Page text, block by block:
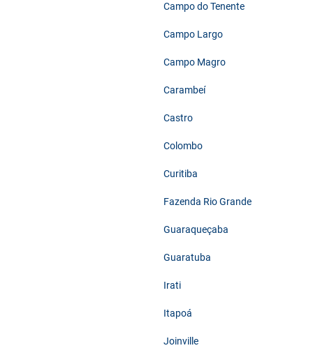
Campo do Tenente
Campo Largo
Campo Magro
Carambeí
Castro
Colombo
Curitiba
Fazenda Rio Grande
Guaraqueçaba
Guaratuba
Irati
Itapoá
Joinville